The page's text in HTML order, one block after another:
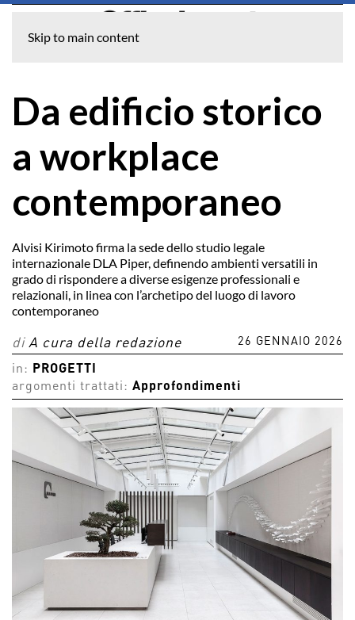
Skip to main content
Da edificio storico
a workplace
contemporaneo
Alvisi Kirimoto firma la sede dello studio legale
internazionale DLA Piper, definendo ambienti versatili in
grado di rispondere a diverse esigenze professionali e
relazionali, in linea con l’archetipo del luogo di lavoro
contemporaneo
di A cura della redazione 26 GENNAIO 2026
in:
PROGETTI
argomenti trattati: Approfondimenti